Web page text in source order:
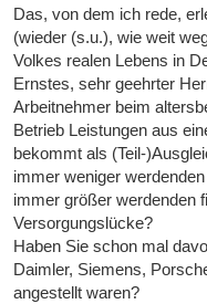
Das, von dem ich rede,
(wieder (s.u.), wie weit
Volkes realen Lebens in
Ernstes, sehr geehrter
Arbeitnehmer beim
Betrieb Leistungen aus
bekommt als (Teil-
immer weniger
immer größer werdenden
Versorgungslücke?
Haben Sie schon mal
Daimler, Siemens,
angestellt waren?